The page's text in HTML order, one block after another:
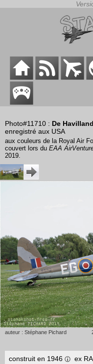
Photo#11710 : De
enregistré aux USA
aux couleurs de la Royal Air
couvert lors du EAA
2019.
auteur : Stéphane Pichard
construit en 1946
ex